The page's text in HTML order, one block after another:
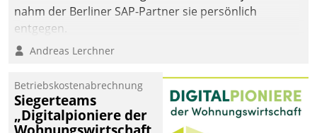
nahm der Berliner SAP-Partner sie persönlich
entgegen.
Andreas Lerchner
Betriebskostenabrechnung
Siegerteams
„Digitalpioniere der